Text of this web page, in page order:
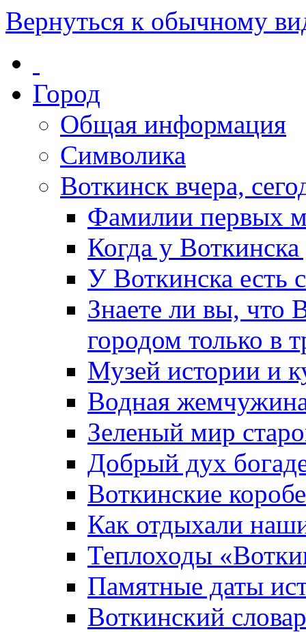
Вернуться к обычному
Город
Общая информация
Символика
Воткинск вчера,
Фамилии первых
Когда у
У Воткинска есть
Знаете ли вы, что
городом только в
Музей истории и
Водная
Зеленый мир
Добрый дух
Воткинские
Как отдыхали
Теплоходы
Памятные даты
Воткинский